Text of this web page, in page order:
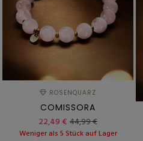
ROSENQUARZ
COMISSORA
22,49 € 44,99 €
Weniger als 5 Stück auf Lager